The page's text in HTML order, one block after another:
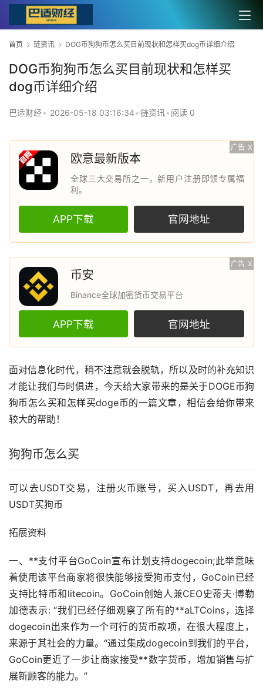
首页 链资讯 DOG币狗狗币怎么买目前现状和怎样买dog币详细介绍
DOG币狗狗币怎么买目前现状和怎样买
dog币详细介绍
巴适财经• 2026-05-18 03:16:34 •链资讯 • 阅读 0
广告 X
欧意最新版本
全球三大交易所之一，新用户注册即领专属福
利。
APP下载 官网地址
广告 X
币安
Binance全球加密货币交易平台
APP下载 官网地址
面对信息化时代，稍不注意就会脱轨，所以及时的补充知识
才能让我们与时俱进，今天给大家带来的是关于DOGE币狗
狗币怎么买和怎样买doge币的一篇文章，相信会给你带来
较大的帮助！
狗狗币怎么买
可以去USDT交易，注册火币账号，买入USDT，再去用
USDT买狗币
拓展资料
一、**支付平台GoCoin宣布计划支持dogecoin;此举意味
着使用该平台商家将很快能够接受狗币支付，GoCoin已经
支持比特币和litecoin。GoCoin创始人兼CEO史蒂夫·博勒
加德表示: “我们已经仔细观察了所有的**aLTCoins，选择
dogecoin出来作为一个可行的货币款项，在很大程度上，
来源于其社会的力量。“通过集成dogecoin到我们的平台，
GoCoin更近了一步让商家接受**数字货币 ，增加销售与扩
展新顾客的能力。”